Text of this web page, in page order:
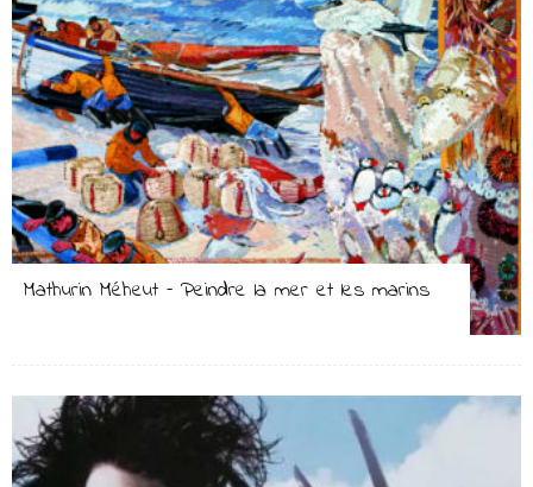
Mathurin Méheut – Peindre la mer et les marins